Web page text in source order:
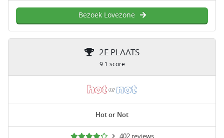
Bezoek Lovezone
2E PLAATS
9.1 score
Hot or Not
402 reviews